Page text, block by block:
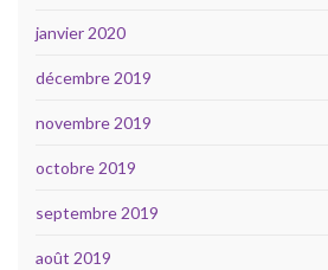
janvier 2020
décembre 2019
novembre 2019
octobre 2019
septembre 2019
août 2019